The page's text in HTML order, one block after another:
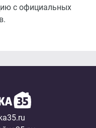
с официальных